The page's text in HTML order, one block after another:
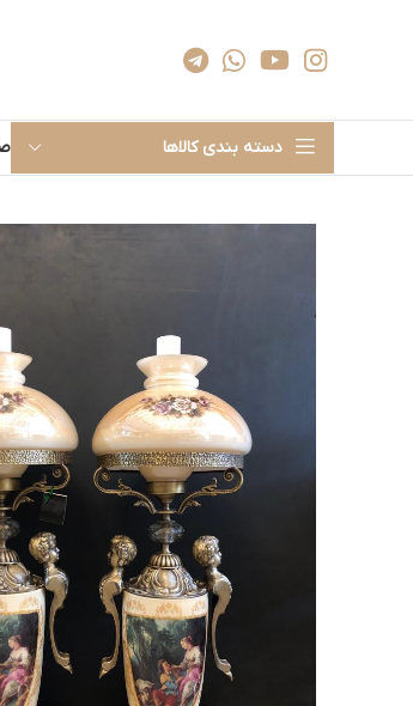
دسته بندی کالاها